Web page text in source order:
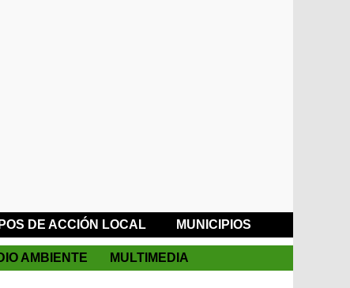
DE ACCIÓN LOCAL MUNICIPIOS
AMBIENTE MULTIMEDIA